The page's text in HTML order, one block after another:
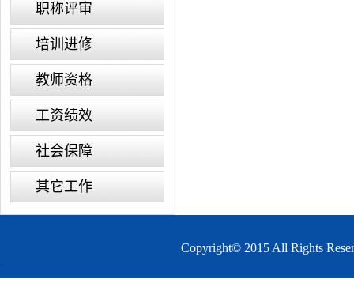
职称评审
培训进修
教师资格
工资绩效
社会保障
其它工作
Copyright© 2015 All Rights
.